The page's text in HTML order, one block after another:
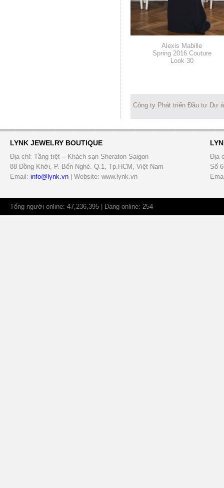
Alexis Mabille
Spring 2016 Couture
Look 30
Công ty Phát triển Đầu tư Dự
LYNK JEWELRY BOUTIQUE
Địa chỉ: Tầng trệt – Khách sạn Sheraton Saigon
88 Đồng Khởi, P. Bến Nghé. Q.1, Tp.HCM, Việt Nam
Email: info@lynk.vn | Website: www.lynk.vn
Địa
Số
Tổng người online: 47,236,395 | Đang online: 254